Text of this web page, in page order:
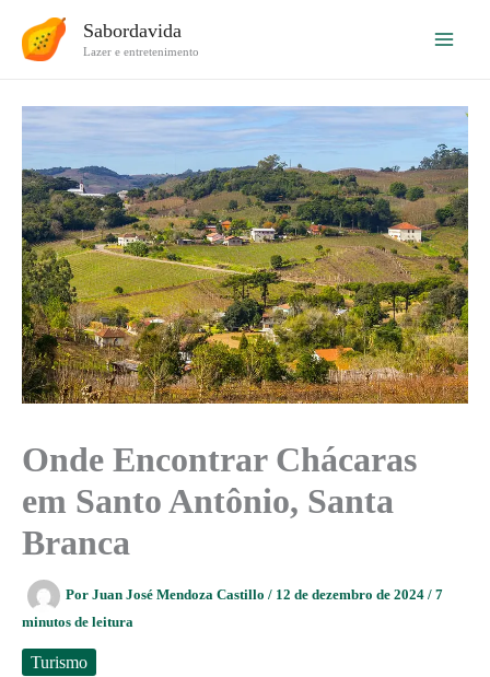
para
Sabordavida
Lazer e entretenimento
Onde Encontrar Chácaras
em Santo Antônio, Santa
Branca
Por Juan José Mendoza Castillo / 12 de dezembro de 2024 / 7
minutos de leitura
Turismo